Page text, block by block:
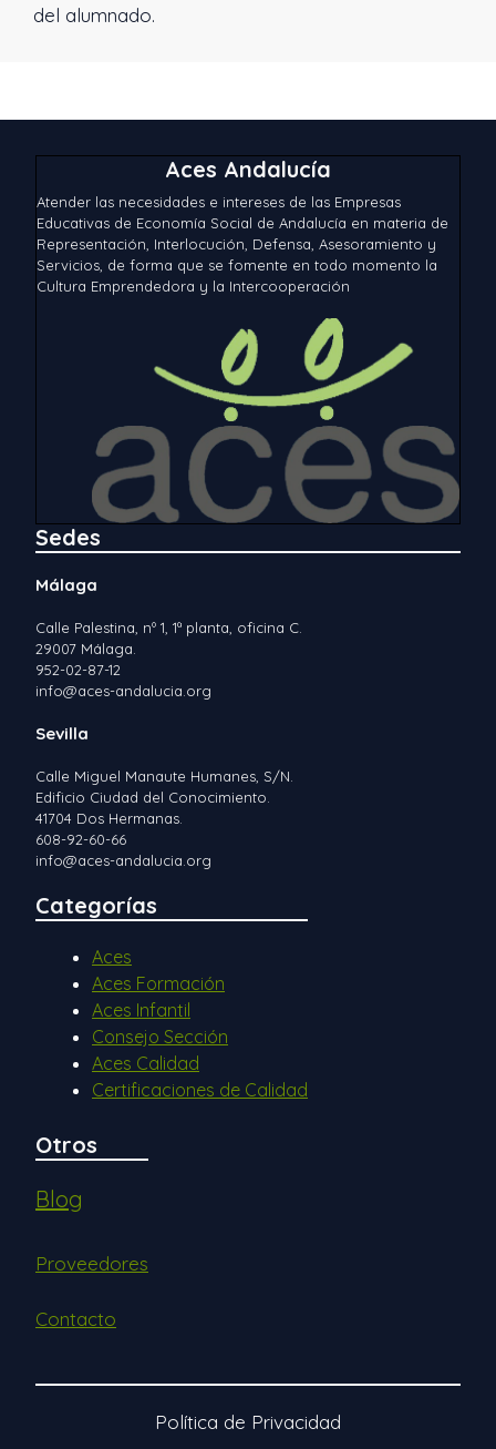
del alumnado.
Aces Andalucía
Atender las necesidades e intereses de las Empresas
Educativas de Economía Social de Andalucía en materia de
Representación, Interlocución, Defensa, Asesoramiento y
Servicios, de forma que se fomente en todo momento la
Cultura Emprendedora y la Intercooperación
Sedes
Málaga
Calle Palestina, nº 1, 1ª planta, oficina C.
29007 Málaga.
952-02-87-12
info@aces-andalucia.org
Sevilla
Calle Miguel Manaute Humanes, S/N.
Edificio Ciudad del Conocimiento.
41704 Dos Hermanas.
608-92-60-66
info@aces-andalucia.org
Categorías
Aces
Aces Formación
Aces Infantil
Consejo Sección
Aces Calidad
Certificaciones de Calidad
Otros
Blog
Proveedores
Contacto
Política de Privacidad